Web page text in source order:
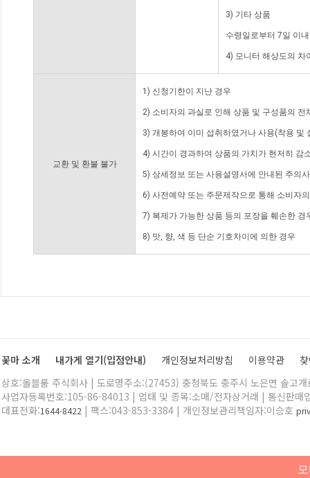
3) 기타 상품
수령일로부터 7일 이
4) 모니터 해상도의 차
교환 및 환불 불가
1) 신청기한이 지난 경우
2) 소비자의 과실로 인해 상품 및 구성품의
3) 개봉하여 이미 섭취하였거나 사용(착용 및
4) 시간이 경과하여 상품의 가치가 현저히 감
5) 상세정보 또는 사용설명서에 안내된 주의
6) 사전예약 또는 주문제작으로 통해 소비자
7) 복제가 가능한 상품 등의 포장을 훼손한 경
8) 맛, 향, 색 등 단순 기호차이에 의한 경우
꽃마 소개 내가게 열기(입점안내) 개인정보처리방침 이용약관
상호:올블룸 주식회사 | 도로명주소:(27453) 충청북도 충주시 노은면 솔고
사업자등록번호:105-86-84013 | 업태 및 종목:소매/전자상거래 | 통신판매
대표전화:1644-8422 | 팩스:043-853-3384 | 개인정보관리책임자:이승호